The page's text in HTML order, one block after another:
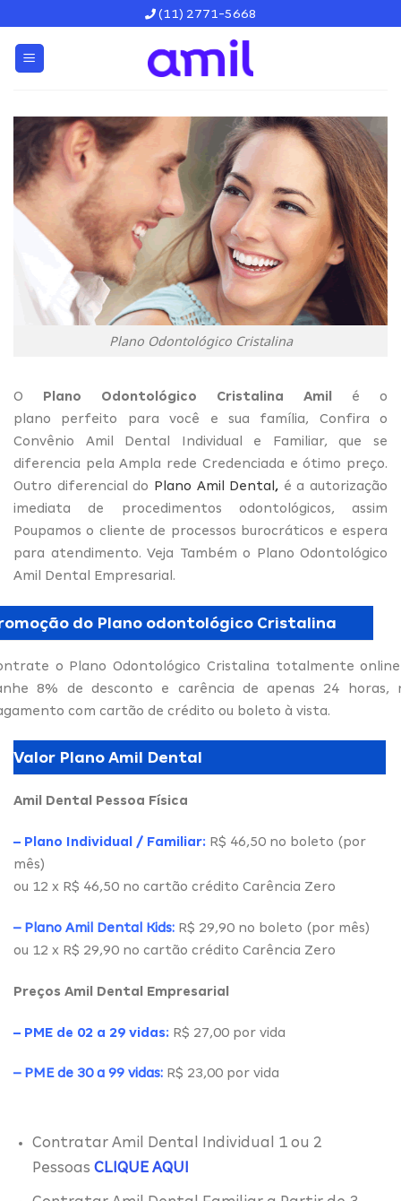
content
(11) 2771-5668
Plano Odontológico Cristalina
O Plano Odontológico Cristalina Amil
é o
plano perfeito para você e sua família, Confira o
Convênio Amil Dental Individual e Familiar, que se
diferencia pela Ampla rede Credenciada e ótimo preço.
Outro diferencial do Plano Amil Dental , é a autorização
imediata de procedimentos odontológicos, assim
Poupamos o cliente de processos burocráticos e espera
para atendimento. Veja Também o Plano Odontológico
Amil Dental Empresarial.
do Plano odontológico Cristalina
o Plano Odontológico Cristalina totalmente
8% de desconto e carência de apenas 24 horas,
com cartão de crédito ou boleto à vista.
Valor Plano Amil Dental
Amil Dental Pessoa Física
– Plano Individual / Familiar: R$ 46,50 no boleto (por
mês)
ou 12 x R$ 46,50 no cartão crédito Carência Zero
– Plano Amil Dental Kids: R$ 29,90 no boleto (por mês)
ou 12 x R$ 29,90 no cartão crédito Carência Zero
Preços Amil Dental Empresarial
– PME de 02 a 29 vidas: R$ 27,00 por vida
– PME de 30 a 99 vidas: R$ 23,00 por vida
Contratar Amil Dental Individual 1 ou 2
Pessoas CLIQUE AQUI